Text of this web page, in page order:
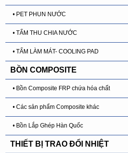
• PET PHUN NƯỚC
• TẤM THU CHIA NƯỚC
• TẤM LÀM MÁT- COOLING PAD
BỒN COMPOSITE
• Bồn Composite FRP chứa hóa chất
• Các sản phẩm Composite khác
• Bồn Lắp Ghép Hàn Quốc
THIẾT BỊ TRAO ĐỔI NHIỆT